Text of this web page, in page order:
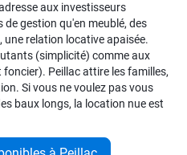
aux investisseurs
gestion qu'en meublé, des
relation locative apaisée.
(simplicité) comme aux
Peillac attire les familles,
Si vous ne voulez pas vous
baux longs, la location nue est